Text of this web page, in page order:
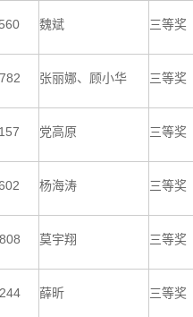
魏斌 三等奖
张丽娜、顾小华 三等奖
党高原 三等奖
杨海涛 三等奖
莫宇翔 三等奖
薛昕 三等奖